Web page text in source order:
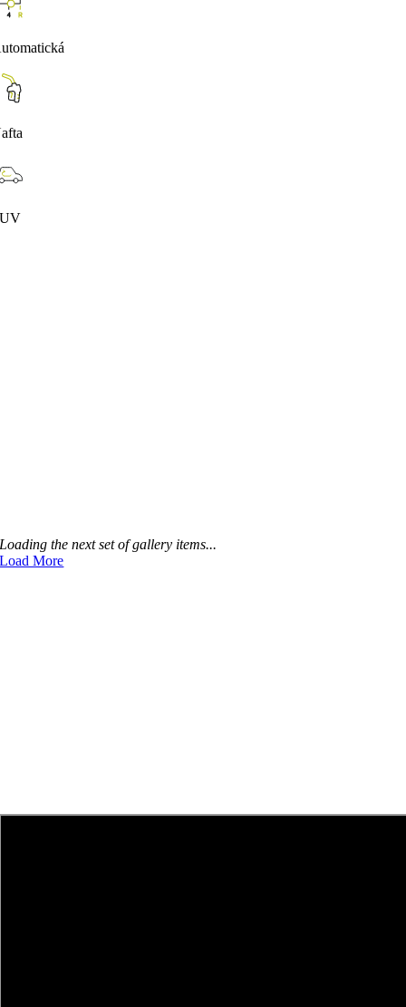
Loading the next set of gallery items...
Load More